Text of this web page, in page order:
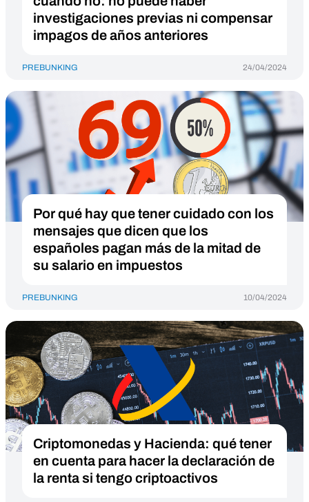
investigaciones previas ni compensar
impagos de años anteriores
PREBUNKING 24/04/2024
Por qué hay que tener cuidado con los
mensajes que dicen que los
españoles pagan más de la mitad de
su salario en impuestos
PREBUNKING 10/04/2024
Criptomonedas y Hacienda: qué tener
en cuenta para hacer la declaración de
la renta si tengo criptoactivos